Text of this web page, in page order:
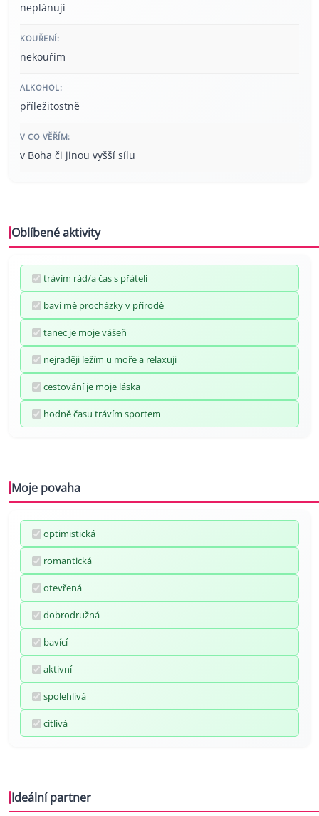
neplánuji
KOUŘENÍ:
nekouřím
ALKOHOL:
příležitostně
V CO VĚŘÍM:
v Boha či jinou vyšší sílu
Oblíbené aktivity
trávím rád/a čas s přáteli
baví mě procházky v přírodě
tanec je moje vášeň
nejraději ležím u moře a relaxuji
cestování je moje láska
hodně času trávím sportem
Moje povaha
optimistická
romantická
otevřená
dobrodružná
bavící
aktivní
spolehlivá
citlivá
Ideální partner